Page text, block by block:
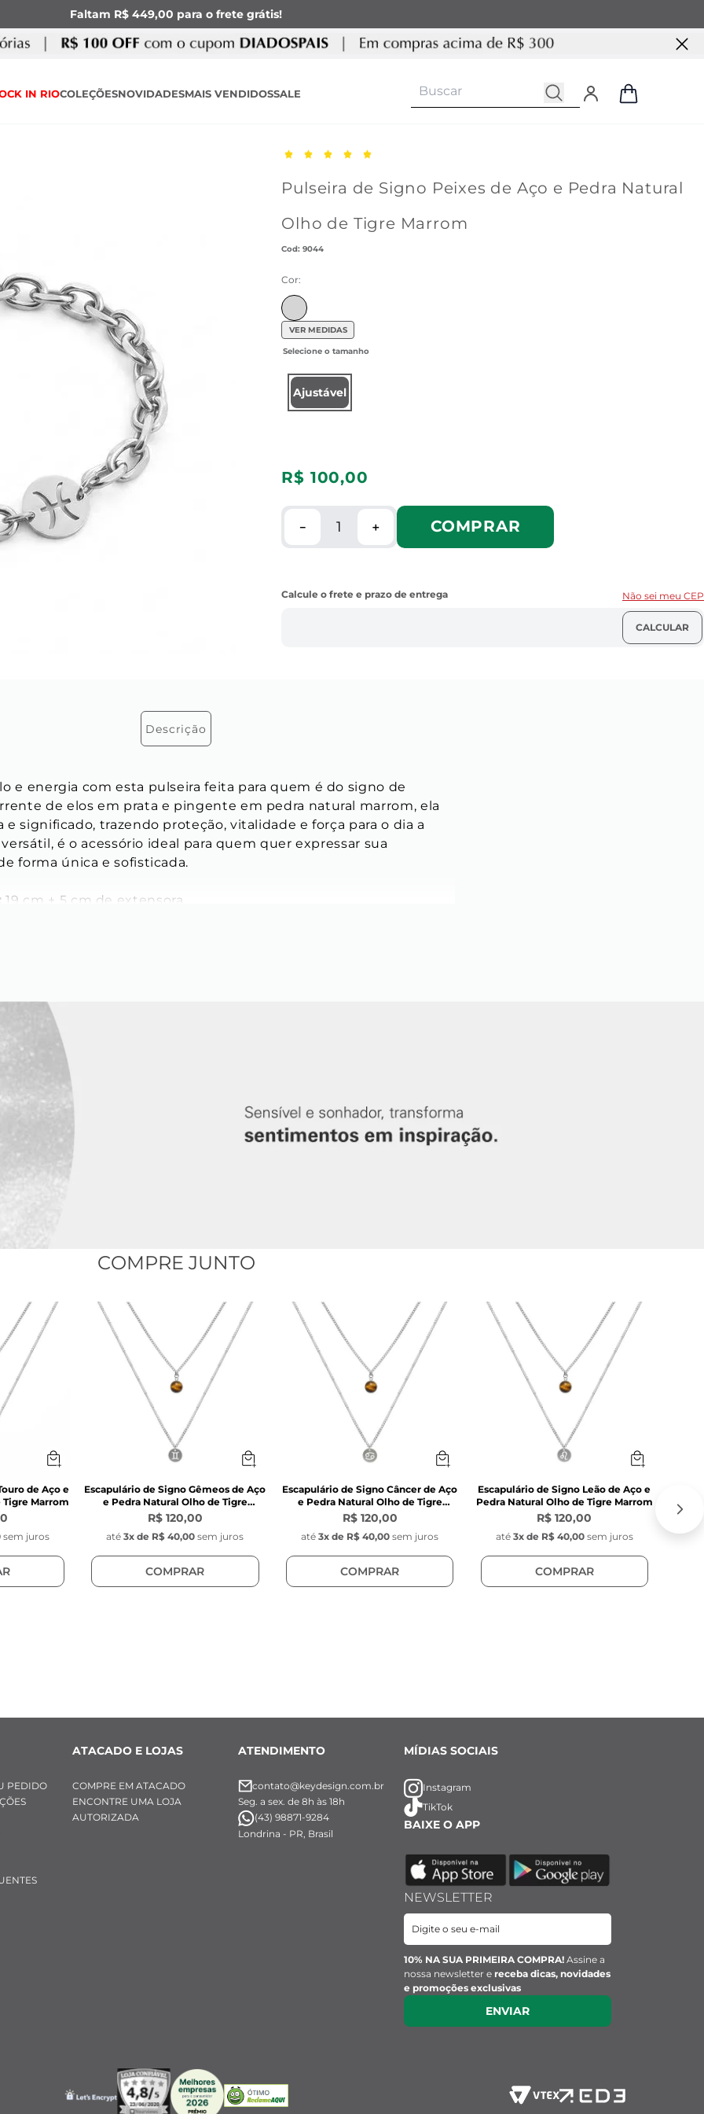
Faltam R$ 449,00 para o frete grátis!
IN RIOCOLEÇÕESNOVIDADESMAIS VENDIDOSSALE
Pulseira de Signo Peixes de Aço e Pedra Natural
Olho de Tigre Marrom
:9044
Cor:
VER MEDIDAS
Ajustável
R$ 100,00
＋
－ COMPRAR
Não sei meu CEP
Descrição
e energia com esta pulseira feita para quem é do signo de
de elos em prata e pingente em pedra natural marrom, ela
e significado, trazendo proteção, vitalidade e força para o dia a
é o acessório ideal para quem quer expressar sua
forma única e sofisticada.
19 cm + 5 cm de extensora
Olho de Tigre:
Natural
COMPRE JUNTO
de Aço e
Tigre Marrom
sem juros
Escapulário de Signo Gêmeos de Aço
e Pedra Natural Olho de Tigre
Marrom
R$ 120,00
até 3x de R$ 40,00 sem juros
COMPRAR
Escapulário de Signo Câncer de Aço
e Pedra Natural Olho de Tigre
Marrom
R$ 120,00
até 3x de R$ 40,00 sem juros
COMPRAR
Escapulário de Signo Leão de Aço e
Pedra Natural Olho de Tigre Marrom
R$ 120,00
até 3x de R$ 40,00 sem juros
COMPRAR
PEDIDO
ATACADO E LOJAS
COMPRE EM ATACADO
ENCONTRE UMA LOJA
AUTORIZADA
ATENDIMENTO
contato@keydesign.com.br
Seg. a sex. de 8h às 18h
(43) 98871-9284
Londrina - PR, Brasil
MÍDIAS SOCIAIS
Instagram
TikTok
BAIXE O APP
NEWSLETTER
10% NA SUA PRIMEIRA COMPRA! Assine a
nossa newsletter e receba dicas, novidades
e promoções exclusivas
ENVIAR